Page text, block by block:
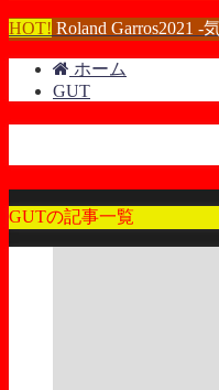
HOT! Roland Garros2021 -
ホーム
GUT
GUTの記事一覧